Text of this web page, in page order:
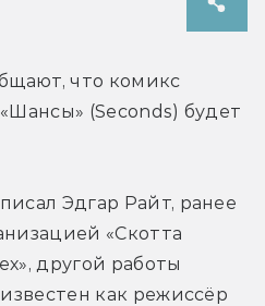
что комикс
(Seconds) будет
Эдгар Райт, ранее
«Скотта
другой работы
как режиссёр